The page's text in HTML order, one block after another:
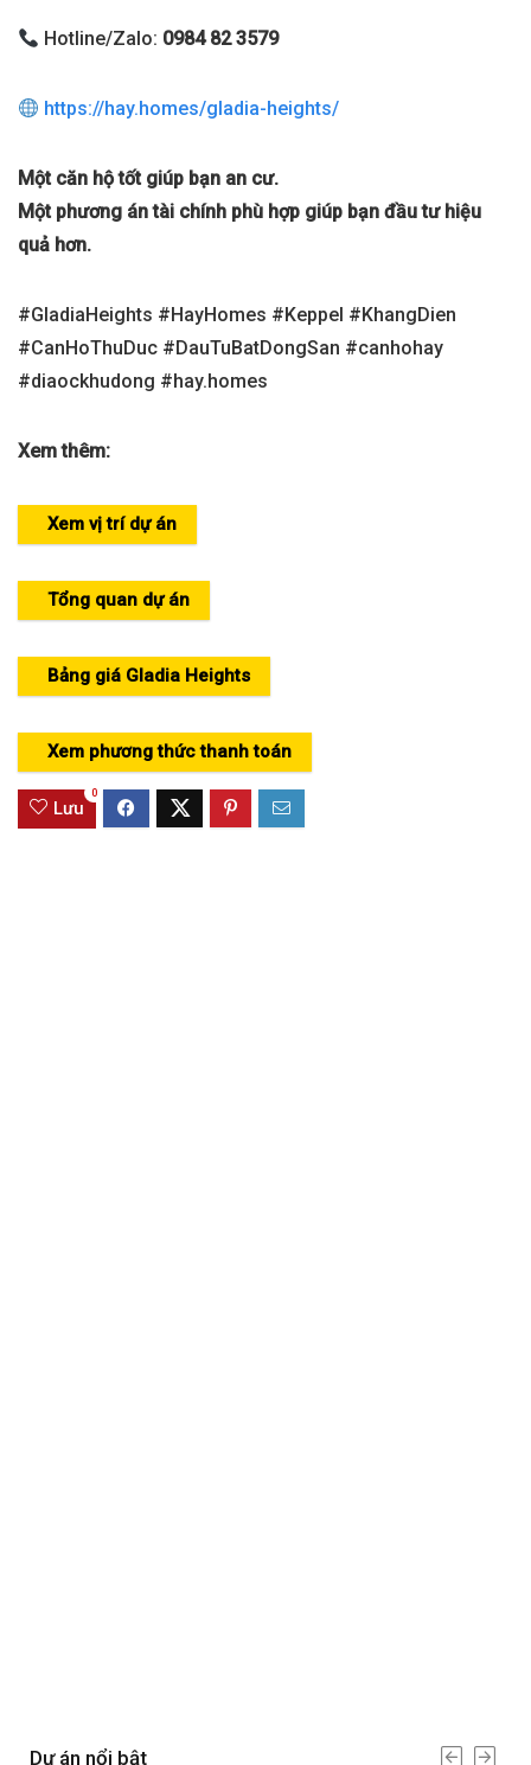
Hotline/Zalo: 0984 82 3579
https://hay.homes/gladia-heights/
Một căn hộ tốt giúp bạn an cư.
Một phương án tài chính phù hợp giúp bạn đầu tư hiệu
quả hơn.
#GladiaHeights #HayHomes #Keppel #KhangDien
#CanHoThuDuc #DauTuBatDongSan #canhohay
#diaockhudong #hay.homes
Xem thêm:
Xem vị trí dự án
Tổng quan dự án
Bảng giá Gladia Heights
Xem phương thức thanh toán
Lưu
0
Dự án nổi bật